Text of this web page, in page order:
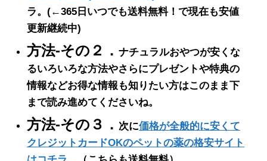
ラ。 (←365日いつでも送料無料！で現在も安値
更新継続中)
方法-その２． ナチュラルおやつが安くな
るいろいろな方法やさらにプレゼントや特典の
情報などお得な情報も知りたい方はこのまま下
まで読み進めてくださいね。
方法-その３． 次に価格が全般的に安くて
クレジットカードOKのペットの薬の格安サイト